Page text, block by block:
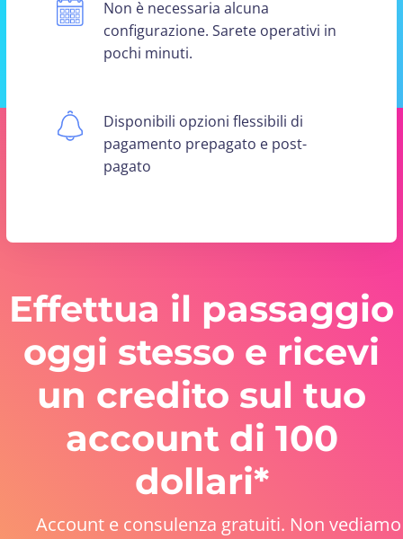
Non è necessaria alcuna
configurazione. Sarete operativi in
pochi minuti.
Disponibili opzioni flessibili di
pagamento prepagato e post-
pagato
Effettua il passaggio
oggi stesso e ricevi
un credito sul tuo
account di 100
dollari*
Account e consulenza gratuiti. Non vediamo